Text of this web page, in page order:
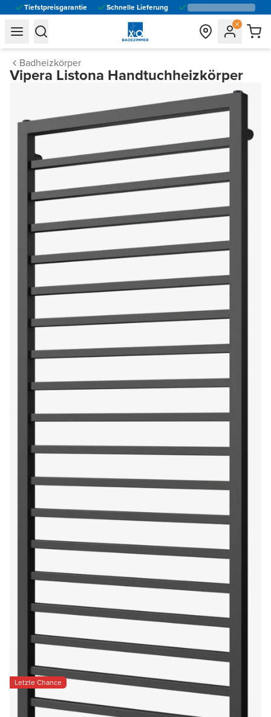
Tiefstpreisgarantie Schnelle Lieferung
general.navigation.toggle_menu.label
general.navigation.toggle_menu.label
Badheizkörper
Vipera Listona Handtuchheizkörper
Letzte Chance